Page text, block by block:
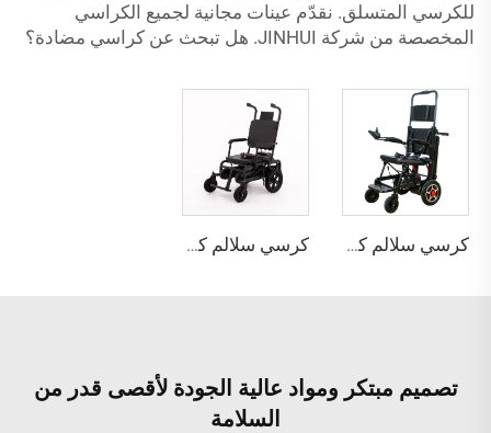
للكرسي المتسلق. نقدّم عينات مجانية لجميع الكراسي
المخصصة من شركة JINHUI. هل تبحث عن كراسي مضادة؟
كرسي سلالم كهربائي مدمج مع كرسي متحرك 2 في 1 YHR-LD04 كرسي سلالم كهربائي YHR-LD05
تصميم مبتكر ومواد عالية الجودة لأقصى قدر من
السلامة